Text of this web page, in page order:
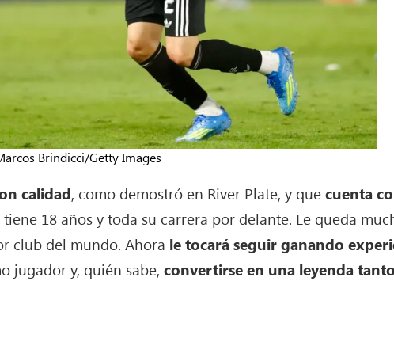
Brindicci/Getty Images
calidad, como demostró en River Plate, y quecuenta
tiene 18 años y toda su carrera por delante. Le queda
club del mundo. Ahora le tocará seguir ganando
jugador y, quién sabe,convertirse en una leyenda